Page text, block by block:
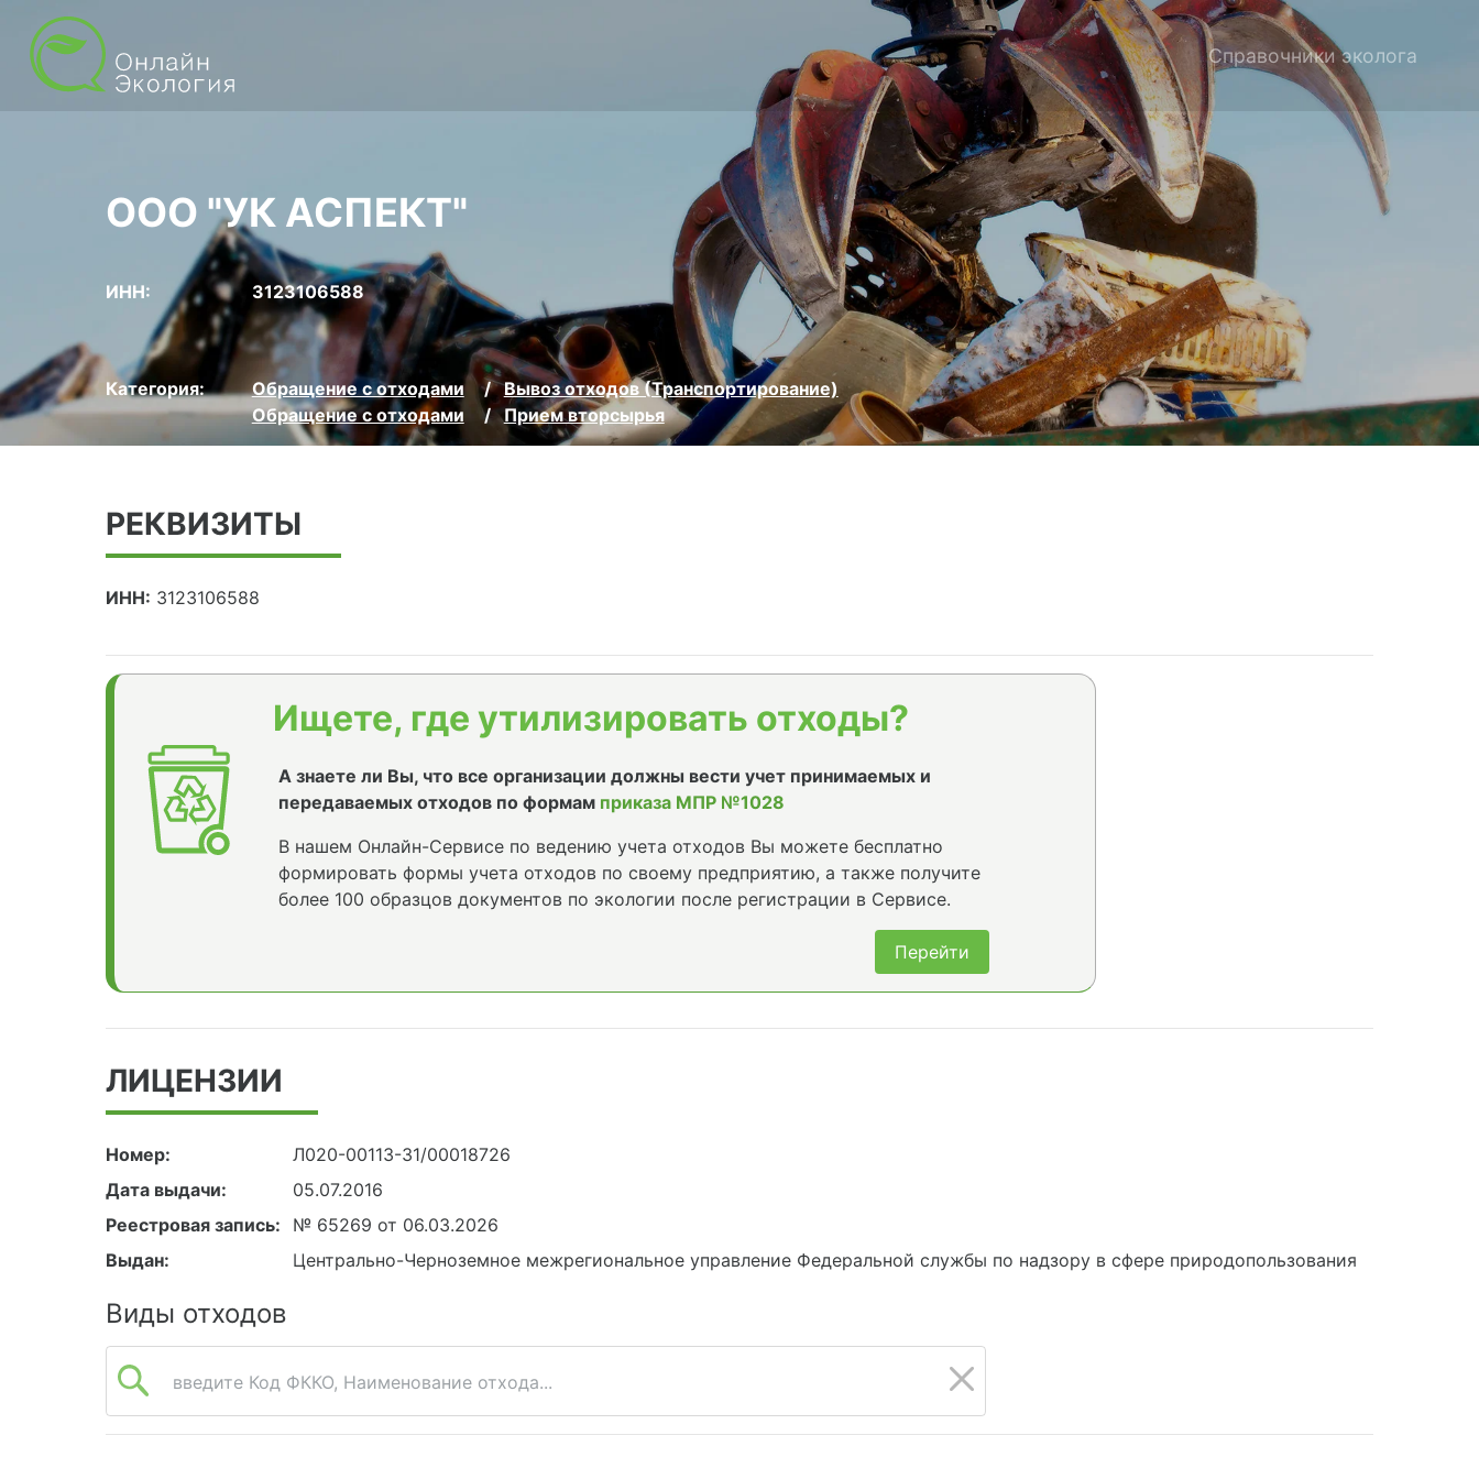
Справочники эколога
ООО "УК АСПЕКТ"
ИНН: 3123106588
Категория: Обращение с отходами
Вывоз отходов (Транспортирование)
Обращение с отходами
Прием вторсырья
РЕКВИЗИТЫ
ИНН: 3123106588
Ищете, где утилизировать отходы?
А знаете ли Вы, что все организации должны вести учет принимаемых и
передаваемых отходов по формам приказа МПР №1028
В нашем Онлайн-Сервисе по ведению учета отходов Вы можете бесплатно
формировать формы учета отходов по своему предприятию, а также получите
более 100 образцов документов по экологии после регистрации в Сервисе.
Перейти
ЛИЦЕНЗИИ
Номер:
Л020-00113-31/00018726
Дата выдачи:
05.07.2016
Реестровая запись:
№ 65269 от 06.03.2026
Выдан:
Центрально-Черноземное межрегиональное управление Федеральной службы по надзору в сфере природопользования
Виды отходов
введите Код ФККО, Наименование отхода...